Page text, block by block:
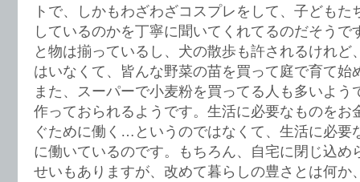
トで、しかもわざわざコスプレをして、子どもた
しているのかを丁寧に聞いてくれてるのだそうで
と物は揃っているし、犬の散歩も許されるけれど
はいなくて、皆んな野菜の苗を買って庭で育て始
また、スーパーで小麦粉を買ってる人も多いよう
作っておられるようです。生活に必要なものをお
ぐために働く…というのではなくて、生活に必要
に働いているのです。もちろん、自宅に閉じ込め
せいもありますが、改めて暮らしの豊さとは何か